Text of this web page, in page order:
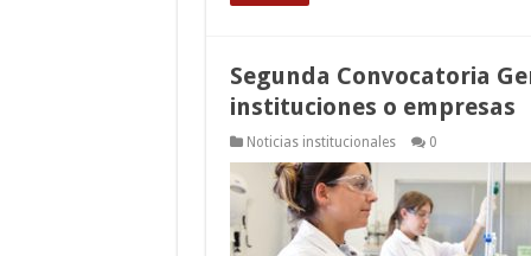
Segunda Convocatoria
instituciones o empresas
Noticias institucionales 0